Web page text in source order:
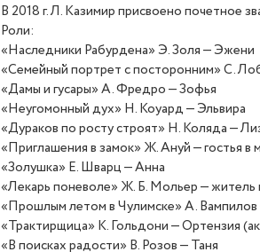
В 2018 г. Л. Казимир присвоено почетное
Роли:
«Наследники Рабурдена» Э. Золя — Эжени
«Семейный портрет с посторонним» С.
«Дамы и гусары» А. Фредро — Зофья
«Неугомонный дух» Н. Коуард — Эльвира
«Дураков по росту строят» Н. Коляда —
«Приглашения в замок» Ж. Ануй — гостья в
«Золушка» Е. Шварц — Анна
«Лекарь поневоле» Ж. Б. Мольер— житель
«Прошлым летом в Чулимске» А. Вампилов
«Трактирщица» К. Гольдони — Ортензия(
«В поисках радости» В. Розов — Таня